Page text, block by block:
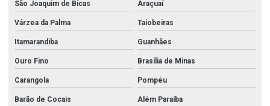
São Joaquim de Bicas Araçuaí
Várzea da Palma Taiobeiras
Itamarandiba Guanhães
Ouro Fino Brasília de Minas
Carangola Pompéu
Barão de Cocais Além Paraíba